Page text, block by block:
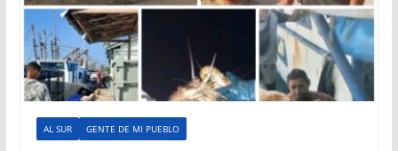
AL SUR GENTE DE MI PUEBLO